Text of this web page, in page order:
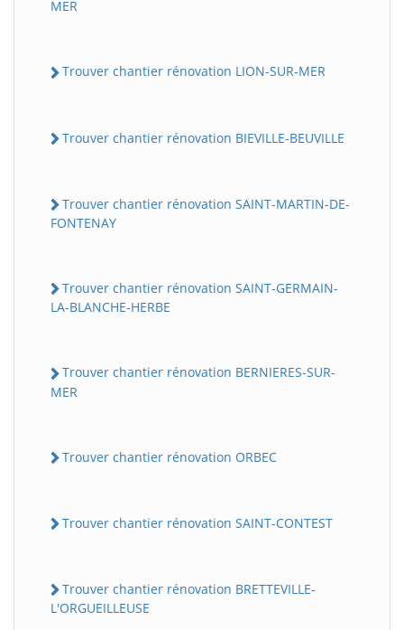
MER
Trouver chantier rénovation LION-SUR-MER
Trouver chantier rénovation BIEVILLE-BEUVILLE
Trouver chantier rénovation SAINT-MARTIN-DE-
FONTENAY
Trouver chantier rénovation SAINT-GERMAIN-
LA-BLANCHE-HERBE
Trouver chantier rénovation BERNIERES-SUR-
MER
Trouver chantier rénovation ORBEC
Trouver chantier rénovation SAINT-CONTEST
Trouver chantier rénovation BRETTEVILLE-
L'ORGUEILLEUSE